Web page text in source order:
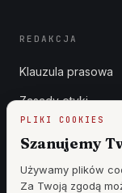
PLIKI COOKIES
Szanujemy
Używamy plików
Za Twoją zgodą
REDAKCJA
Klauzula prasowa
Zasady etyki
Cennik